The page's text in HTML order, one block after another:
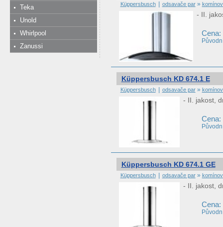
Teka
Unold
Whirlpool
Zanussi
Küppersbusch odsavače par»
- II.
Cena:
Küppersbusch KD 674.1 E
Küppersbusch odsavače par»
- II. jakost,
Cena:
Küppersbusch KD 674.1 GE
Küppersbusch odsavače par»
- II. jakost,
Cena: